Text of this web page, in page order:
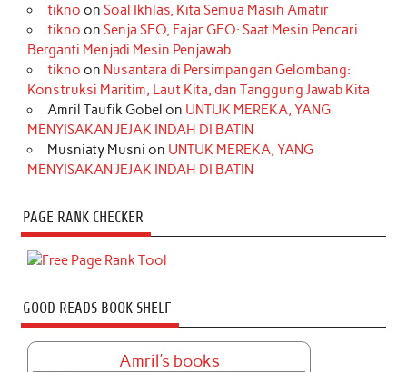
tikno on Soal Ikhlas, Kita Semua Masih Amatir
tikno on Senja SEO, Fajar GEO: Saat Mesin Pencari
Berganti Menjadi Mesin Penjawab
tikno on Nusantara di Persimpangan Gelombang:
Konstruksi Maritim, Laut Kita, dan Tanggung Jawab Kita
Amril Taufik Gobel on UNTUK MEREKA, YANG
MENYISAKAN JEJAK INDAH DI BATIN
Musniaty Musni on UNTUK MEREKA, YANG
MENYISAKAN JEJAK INDAH DI BATIN
PAGE RANK CHECKER
GOOD READS BOOK SHELF
Amril's books